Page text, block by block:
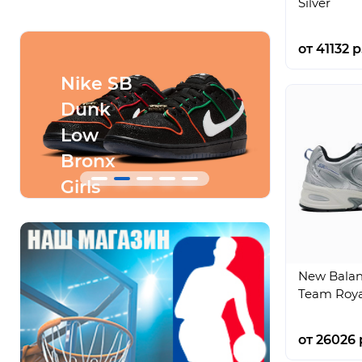
Nike SB
Dunk
Low
Bronx
Girls
Ares
Gray
от 41132
New
Team
от 26026